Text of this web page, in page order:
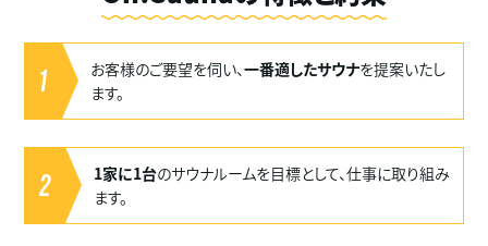
1 お客様のご要望を伺い、一番適したサウナを提案いたし
ます。
2 1家に1台のサウナルームを目標として、仕事に取り組み
ます。